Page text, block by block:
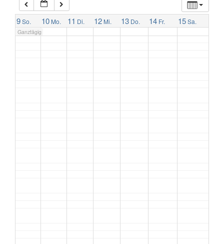
9 So. 10 Mo. 11 Di. 12 Mi. 13 Do. 14 Fr. 15 Sa.
Ganztägig
7:00